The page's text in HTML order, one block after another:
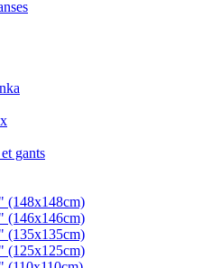
gants
(148x148cm)
(146x146cm)
(135x135cm)
(125x125cm)